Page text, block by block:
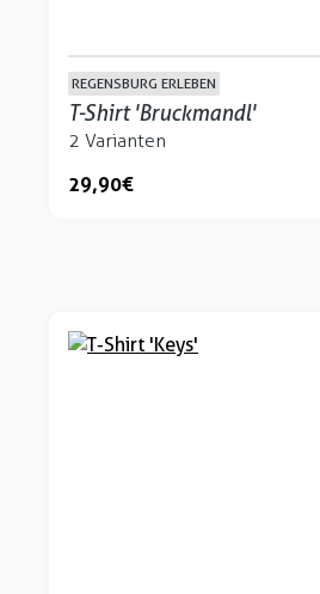
REGENSBURG ERLEBEN
T-Shirt 'Bruckmandl'
2 Varianten
29,90 €